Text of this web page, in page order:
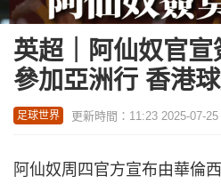
英超｜阿仙奴官
參加亞洲行 香港
足球世界 更新時間：11:23 2025-07-
阿仙奴周四官方宣布由華倫